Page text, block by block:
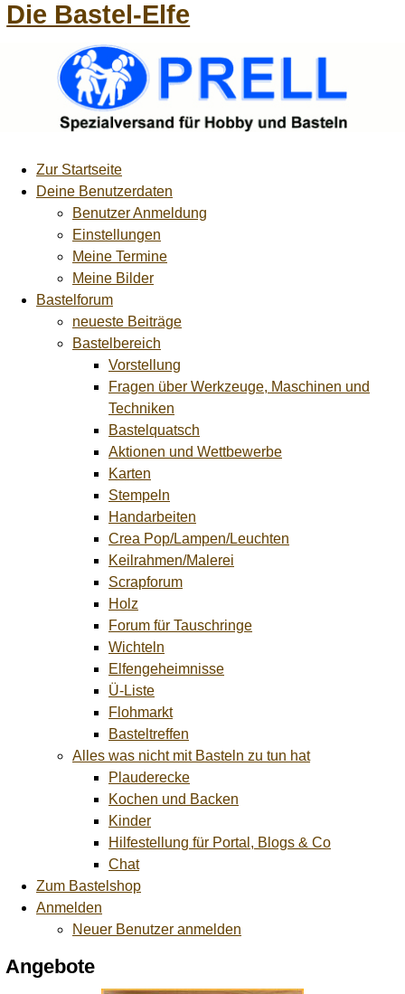
Die Bastel-Elfe
Zur Startseite
Deine Benutzerdaten
Benutzer Anmeldung
Einstellungen
Meine Termine
Meine Bilder
Bastelforum
neueste Beiträge
Bastelbereich
Vorstellung
Fragen über Werkzeuge, Maschinen und
Techniken
Bastelquatsch
Aktionen und Wettbewerbe
Karten
Stempeln
Handarbeiten
Crea Pop/Lampen/Leuchten
Keilrahmen/Malerei
Scrapforum
Holz
Forum für Tauschringe
Wichteln
Elfengeheimnisse
Ü-Liste
Flohmarkt
Basteltreffen
Alles was nicht mit Basteln zu tun hat
Plauderecke
Kochen und Backen
Kinder
Hilfestellung für Portal, Blogs & Co
Chat
Zum Bastelshop
Anmelden
Neuer Benutzer anmelden
Angebote